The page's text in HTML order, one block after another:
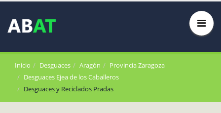
Inicio Desguaces Aragón
Provincia Zaragoza
Desguaces Ejea de los Caballeros
Desguaces y Reciclados Pradas